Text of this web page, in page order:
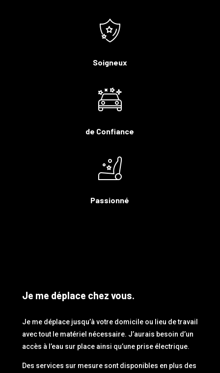
Soigneux
de Confiance
Passionné
Je me déplace chez vous.
Je me déplace jusqu’à votre domicile ou lieu de travail
avec tout le matériel nécessaire. J’aurais besoin d’un
accès à l’eau sur place ainsi qu’une prise électrique.
Des services sur mesure sont disponibles en plus des